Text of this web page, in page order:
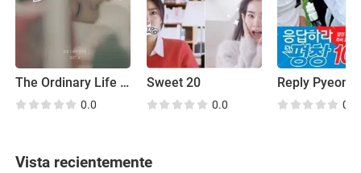
The Ordinary Life of Ms. 'O'!
0.0
Sweet 20
0.0 0.0
Vista recientemente